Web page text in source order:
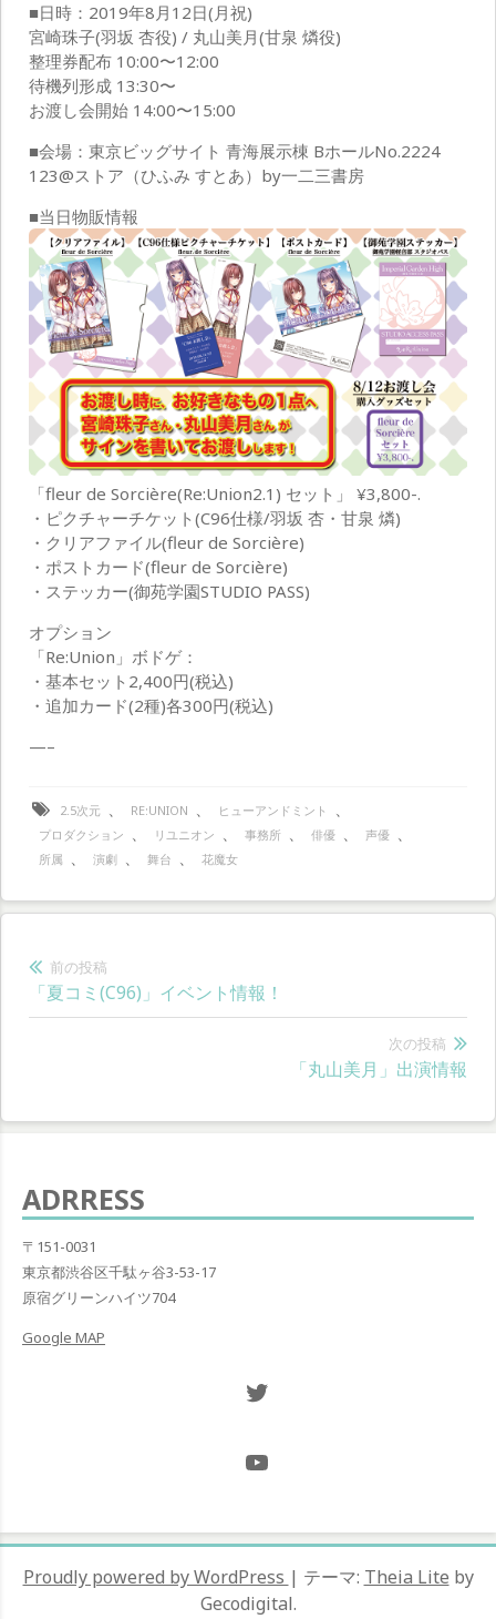
■日時：2019年8月12日(月祝)
宮崎珠子(羽坂 杏役) / 丸山美月(甘泉 燐役)
整理券配布 10:00〜12:00
待機列形成 13:30〜
お渡し会開始 14:00〜15:00
■会場：東京ビッグサイト 青海展示棟 BホールNo.2224
123@ストア（ひふみ すとあ）by一二三書房
■当日物販情報
「fleur de Sorcière(Re:Union2.1) セット」 ¥3,800-.
・ピクチャーチケット(C96仕様/羽坂 杏・甘泉 燐)
・クリアファイル(fleur de Sorcière)
・ポストカード(fleur de Sorcière)
・ステッカー(御苑学園STUDIO PASS)
オプション
「Re:Union」ボドゲ：
・基本セット2,400円(税込)
・追加カード(2種)各300円(税込)
—–
2.5次元 RE:UNION ヒューアンドミント
プロダクション リユニオン 事務所 俳優 声優
所属 演劇 舞台 花魔女
投
稿
ゲ
シ
ョ
ン
前の投稿
前
の
「夏コミ(C96)」イベント情報！
次の投稿
投
「丸山美月」出演情報
ADRRESS
〒151-0031
東京都渋谷区千駄ヶ谷3-53-17
原宿グリーンハイツ704
Google MAP
Proudly powered by WordPress | テーマ: Theia Lite by
Gecodigital.